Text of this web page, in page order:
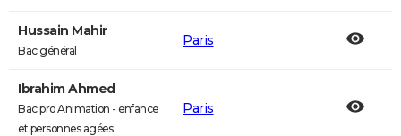
Hussain Mahir
Bac général
Paris
Ibrahim Ahmed
Bac pro Animation - enfance
et personnes agées
Paris